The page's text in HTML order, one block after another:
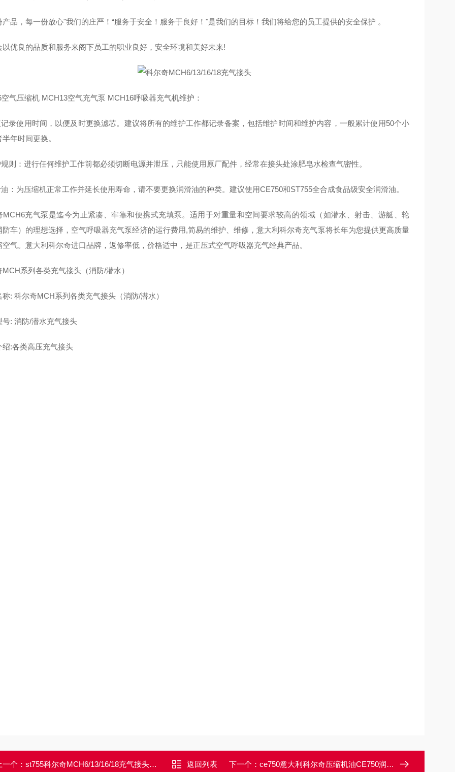
产品，每一份放心"我们的庄严！“服务于安全！服务于良好！"是我们的目标！我们将给您的员工提供的安全保护 。
以优良的品质和服务来阁下员工的职业良好，安全环境和美好未来!
气压缩机 MCH13空气充气泵 MCH16呼吸器充气机维护：
录使用时间，以便及时更换滤芯。建议将所有的维护工作都记录备案，包括维护时间和维护内容，一般累计使用50个小
年时间更换。
则：进行任何维护工作前都必须切断电源并泄压，只能使用原厂配件，经常在接头处涂肥皂水检查气密性。
：为压缩机正常工作并延长使用寿命，请不要更换润滑油的种类。建议使用CE750和ST755全合成食品级安全润滑油。
MCH6充气泵是迄今为止紧凑、牢靠和便携式充填泵。适用于对重量和空间要求较高的领域（如潜水、射击、游艇、轮
防车）的理想选择，空气呼吸器充气泵经济的运行费用,简易的维护、维修，意大利科尔奇充气泵将长年为您提供更高质量
空气。意大利科尔奇进口品牌，返修率低，价格适中，是正压式空气呼吸器充气经典产品。
系列各类充气接头（消防/潜水）
称: 科尔奇MCH系列各类充气接头（消防/潜水）
号: 消防/潜水充气接头
绍:各类高压充气接头
一个： st755科尔奇MCH6/13/16/18充气接头mch6/13/16 返回列表 下一个： ce750意大利科尔奇压缩机油CE750润滑油